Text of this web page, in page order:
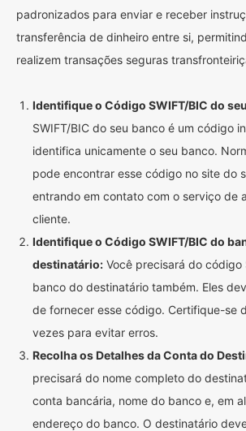
padronizados para enviar e receber
transferência de dinheiro entre si,
realizem transações seguras
Identifique o Código SWIFT/BIC do
SWIFT/BIC do seu banco é um código
identifica unicamente o seu banco.
pode encontrar esse código no site do
entrando em contato com o serviço de
cliente.
Identifique o Código SWIFT/BIC do
destinatário: Você precisará do código
banco do destinatário também. Eles
de fornecer esse código. Certifique-se
vezes para evitar erros.
Recolha os Detalhes da Conta do
precisará do nome completo do
conta bancária, nome do banco e, em
endereço do banco. O destinatário